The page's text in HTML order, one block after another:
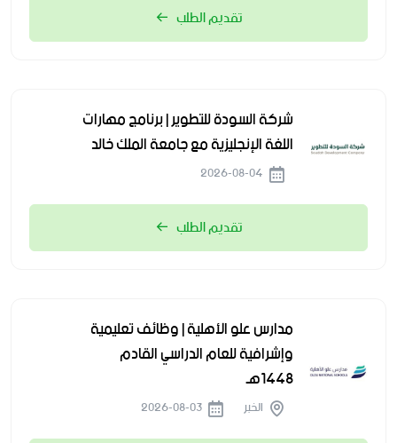
تقديم الطلب
شركة السودة للتطوير | برنامج مهارات
اللغة الإنجليزية مع جامعة الملك خالد
تقديم الطلب
مدارس علو الأهلية | وظائف تعليمية
وإشرافية للعام الدراسي القادم
1448هـ
الخبر